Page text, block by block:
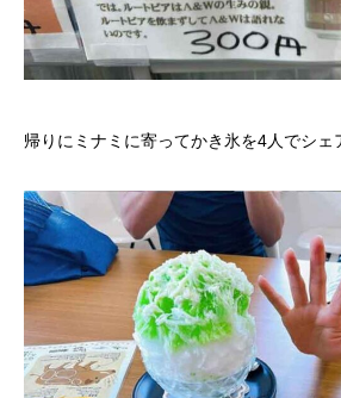
帰りにミナミに寄ってかき氷を4人でシェ